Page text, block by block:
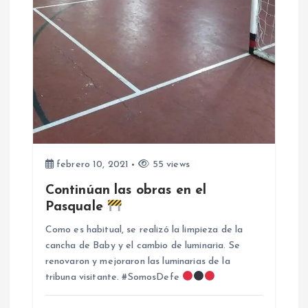
t
r
d
a
febrero 10, 2021 55 views
Continúan las obras en el
Pasquale
Como es habitual, se realizó la limpieza de la
cancha de Baby y el cambio de luminaria. Se
renovaron y mejoraron las luminarias de la
tribuna visitante. #SomosDefe